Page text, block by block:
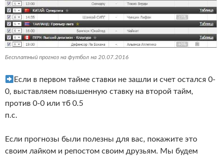
Бесплатный прогноз на футбол на 20.07.2016
Если в первом тайме ставки не зашли и счет остался 0-
0, выставляем повышенную ставку на второй тайм,
против 0-0 или тб 0.5
п.с.
Если прогнозы были полезны для вас, покажите это
своим лайком и репостом своим друзьям. Мы будем